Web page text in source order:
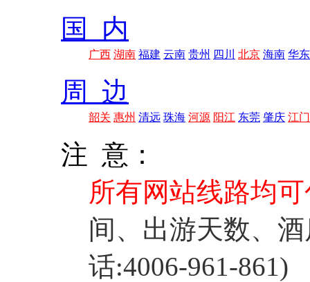
国 内
广西 湖南 福建 云南 贵州 四川 北京 海南 华东
周 边
韶关 惠州 清远 珠海 河源 阳江 东莞 肇庆 江门
注 意：
所有网站线路均
间、出游天数、
话:4006-961-861)